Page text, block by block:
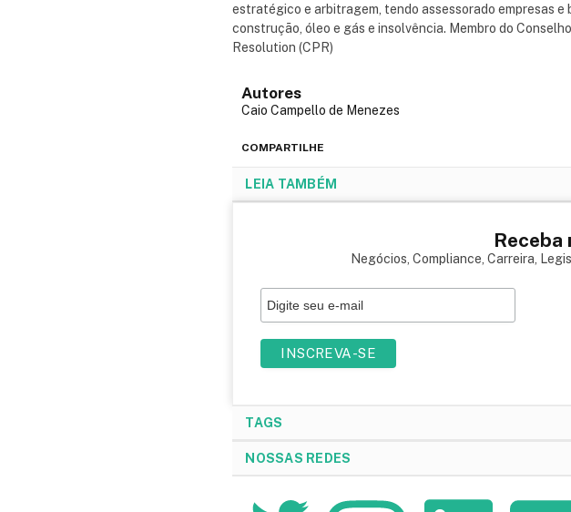
estratégico e arbitragem, tendo assessorado empresas e
construção, óleo e gás e insolvência. Membro do
Resolution (CPR)
Autores
Caio Campello de Menezes
COMPARTILHE
LEIA TAMBÉM
Negócios, Compliance, Carreira,
TAGS
NOSSAS REDES